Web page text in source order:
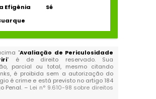
Efigênia
Sé
"Avaliação de Periculosidade
" é de direito reservado. Sua
parcial ou total, mesmo citando
é proibida sem a autorização do
é crime e está previsto no artigo 184
Penal. – Lei n° 9.610-98 sobre direitos